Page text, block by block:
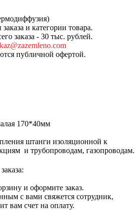
и категории товара.
заказа - 30 тыс. рублей.
публичной офертой.
170*40мм
штанги изоляционной к
и трубопроводам, газопроводам.
и оформите заказ.
с вами свяжется сотрудник,
вам счет на оплату.